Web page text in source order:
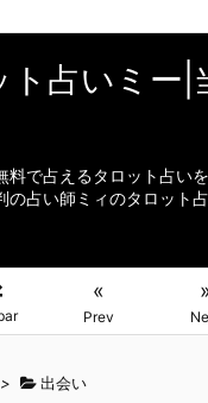
ト占いミー|
料で占えるタロット占い
の占い師ミィのタロット
«
Prev
> 出会い